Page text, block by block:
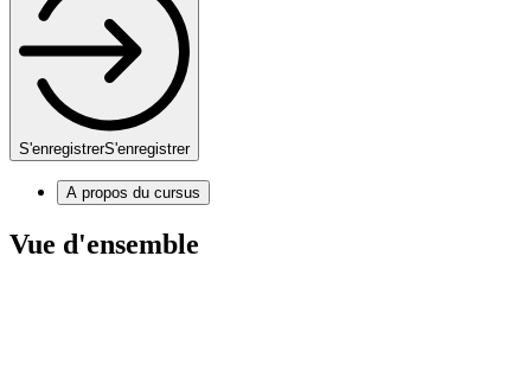
S'enregistrerS'enregistrer
A propos du cursus
Vue d'ensemble